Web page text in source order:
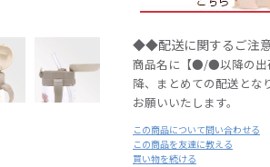
◆◆配送に関するご
商品名に【●/●以降の出
降、まとめての配送とな
お願いいたします。
この商品について問い合わせる
この商品を友達に教える
買い物を続ける